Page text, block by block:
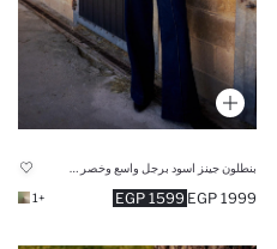
1599 EGP 1999 EGP
+1